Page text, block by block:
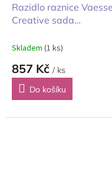
Razidlo raznice
Creative sada
Skladem (1 ks)
857 Kč / ks
Do košíku